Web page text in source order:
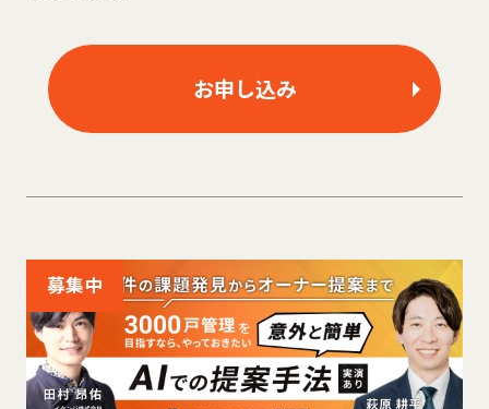
お申し込み
募集中